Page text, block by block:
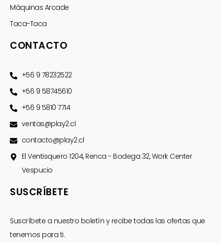
Máquinas Arcade
Taca-Taca
CONTACTO
+56 9 78232522
+56 9 58745610
+56 9 5810 7714
ventas@play2.cl
contacto@play2.cl
El Ventisquero 1204, Renca - Bodega 32, Work Center
Vespucio
SUSCRÍBETE
Suscríbete a nuestro boletín y recibe todas las ofertas que
tenemos para ti.